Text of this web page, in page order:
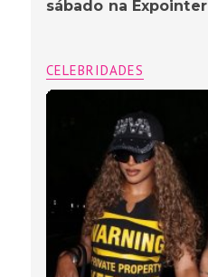
sábado na Expointer
CELEBRIDADES